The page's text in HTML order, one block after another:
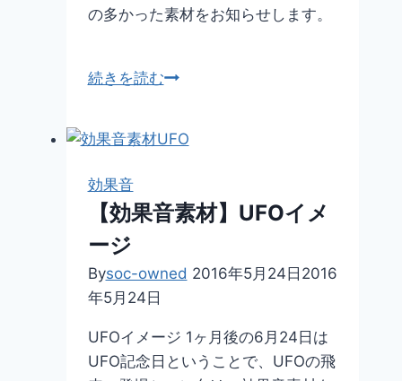
の多かった素材をお知らせします。
続きを読む月
ュ
ス
レ
ー
1
月
効果音
【効果音素材】UFOイメ
ージ
Bysoc-owned 2016年5月24日 2016
年5月24日
UFOイメージ 1ヶ月後の6月24日は
UFO記念日ということで、UFOの飛